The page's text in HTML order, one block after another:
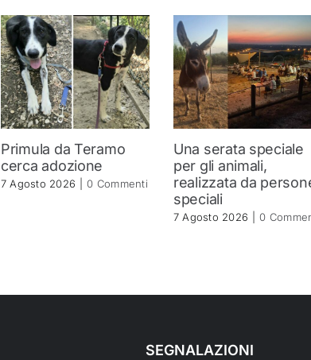
Primula da Teramo
cerca adozione
7 Agosto 2026 0 Commenti
Una serata speciale
per gli animali,
realizzata da
speciali
7 Agosto 2026 0
SEGNALAZIONI